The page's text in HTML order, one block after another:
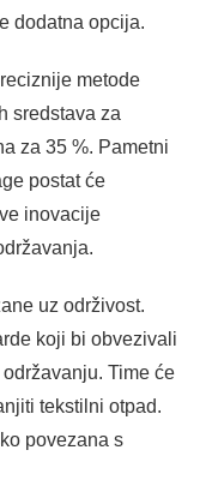
dodatna opcija.
metode
sredstava za
za 35 %. Pametni
postat će
inovacije
uz održivost.
koji bi obvezivali
Time će
tekstilni otpad.
povezana s